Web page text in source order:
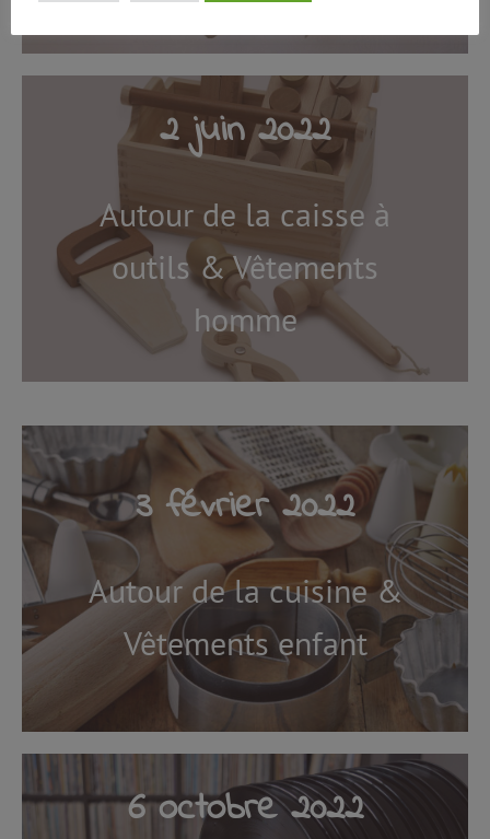
2 juin 2022
Autour de la caisse à
outils & Vêtements
homme
3 février 2022
Autour de la cuisine &
Vêtements enfant
6 octobre 2022